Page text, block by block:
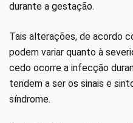
durante a gestação.
Tais alterações, de acordo
podem variar quanto à
cedo ocorre a infecção
tendem a ser os sinais e
síndrome.